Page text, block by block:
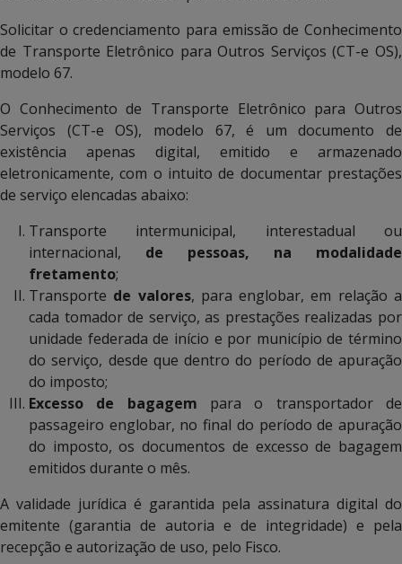
Solicitar o credenciamento para emissão de Conhecimento
de Transporte Eletrônico para Outros Serviços (CT-e OS),
modelo 67.
O Conhecimento de Transporte Eletrônico para Outros
Serviços (CT-e OS), modelo 67, é um documento de
existência apenas digital, emitido e armazenado
eletronicamente, com o intuito de documentar prestações
de serviço elencadas abaixo:
Transporte intermunicipal, interestadual ou
internacional, de pessoas, na modalidade
fretamento;
Transporte de valores, para englobar, em relação a
cada tomador de serviço, as prestações realizadas por
unidade federada de início e por município de término
do serviço, desde que dentro do período de apuração
do imposto;
Excesso de bagagem para o transportador de
passageiro englobar, no final do período de apuração
do imposto, os documentos de excesso de bagagem
emitidos durante o mês.
A validade jurídica é garantida pela assinatura digital do
emitente (garantia de autoria e de integridade) e pela
recepção e autorização de uso, pelo Fisco.